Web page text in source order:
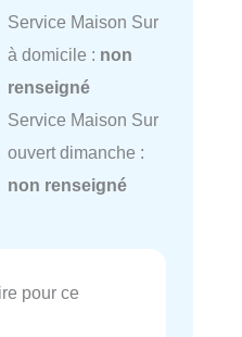
Service Maison Sur
à domicile : non
renseigné
Service Maison Sur
ouvert dimanche :
non renseigné
pour ce